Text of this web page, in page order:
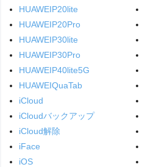
HUAWEIP20lite
HUAWEIP20Pro
HUAWEIP30lite
HUAWEIP30Pro
HUAWEIP40lite5G
HUAWEIQuaTab
iCloud
iCloudバックアップ
iCloud解除
iFace
iOS